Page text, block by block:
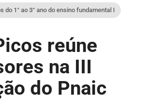
do 1° ao 3° ano do ensino fundamental I
reúne
na III
do Pnaic